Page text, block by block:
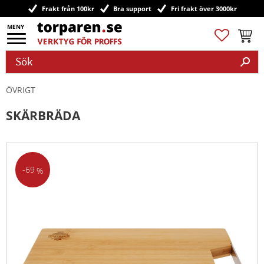
Meny
Frakt från 100kr Bra support Fri frakt över 3000kr
Favoriter
ÖVRIGT
SKÄRBRÄDA
69 %